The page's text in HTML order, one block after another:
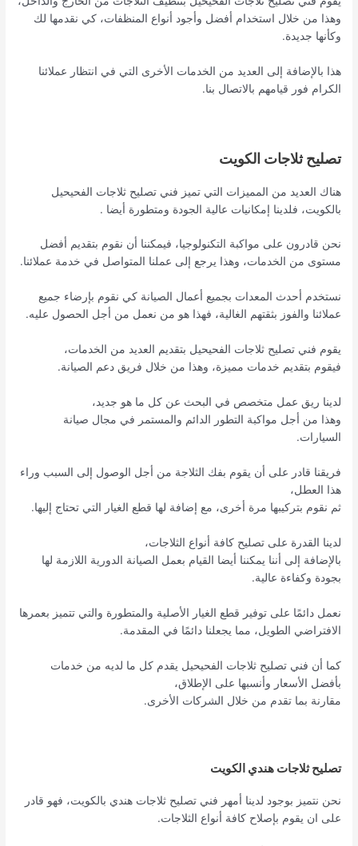
وهذا من خلال استخدام أفضل وأجود أنواع المنظفات، كي نقدمها لك
وكأنها جديدة.
هذا بالإضافة إلى العديد من الخدمات الأخرى التي في انتظار عملائنا
الكرام فور قيامهم بالاتصال بنا.
تصليح ثلاجات الكويت
هناك العديد من المميزات التي تميز فني تصليح ثلاجات الفحيحيل
بالكويت، فلدينا إمكانيات عالية الجودة ومتطورة أيضا .
نحن قادرون على مواكبة التكنولوجيا، فيمكننا أن نقوم بتقديم أفضل
مستوى من الخدمات، وهذا يرجع إلى عملنا المتواصل في خدمة عملائنا.
نستخدم أحدث المعدات بجميع أعمال الصيانة كي نقوم بإرضاء جميع
عملائنا والفوز بثقتهم الغالية، فهذا هو من نعمل من أجل الحصول عليه.
يقوم فني تصليح ثلاجات الفحيحيل بتقديم العديد من الخدمات،
فيقوم بتقديم خدمات مميزة، وهذا من خلال فريق دعم الصيانة.
لدينا ريق عمل متخصص في البحث عن كل ما هو جديد،
وهذا من أجل مواكبة التطور الدائم والمستمر في مجال صيانة
السيارات.
فريقنا قادر على أن يقوم بفك الثلاجة من أجل الوصول إلى السبب وراء
هذا العطل،
ثم نقوم بتركيبها مرة أخرى، مع إضافة لها قطع الغيار التي تحتاج إليها.
لدينا القدرة على تصليح كافة أنواع الثلاجات،
بالإضافة إلى أننا يمكننا أيضا القيام بعمل الصيانة الدورية اللازمة لها
بجودة وكفاءة عالية.
نعمل دائمًا على توفير قطع الغيار الأصلية والمتطورة والتي تتميز بعمرها
الافتراضي الطويل، مما يجعلنا دائمًا في المقدمة.
كما أن فني تصليح ثلاجات الفحيحيل يقدم كل ما لديه من خدمات
بأفضل الأسعار وأنسبها على الإطلاق،
مقارنة بما تقدم من خلال الشركات الأخرى.
تصليح ثلاجات هندي الكويت
نحن نتميز بوجود لدينا أمهر فني تصليح ثلاجات هندي بالكويت، فهو قادر
على ان يقوم بإصلاح كافة أنواع الثلاجات.